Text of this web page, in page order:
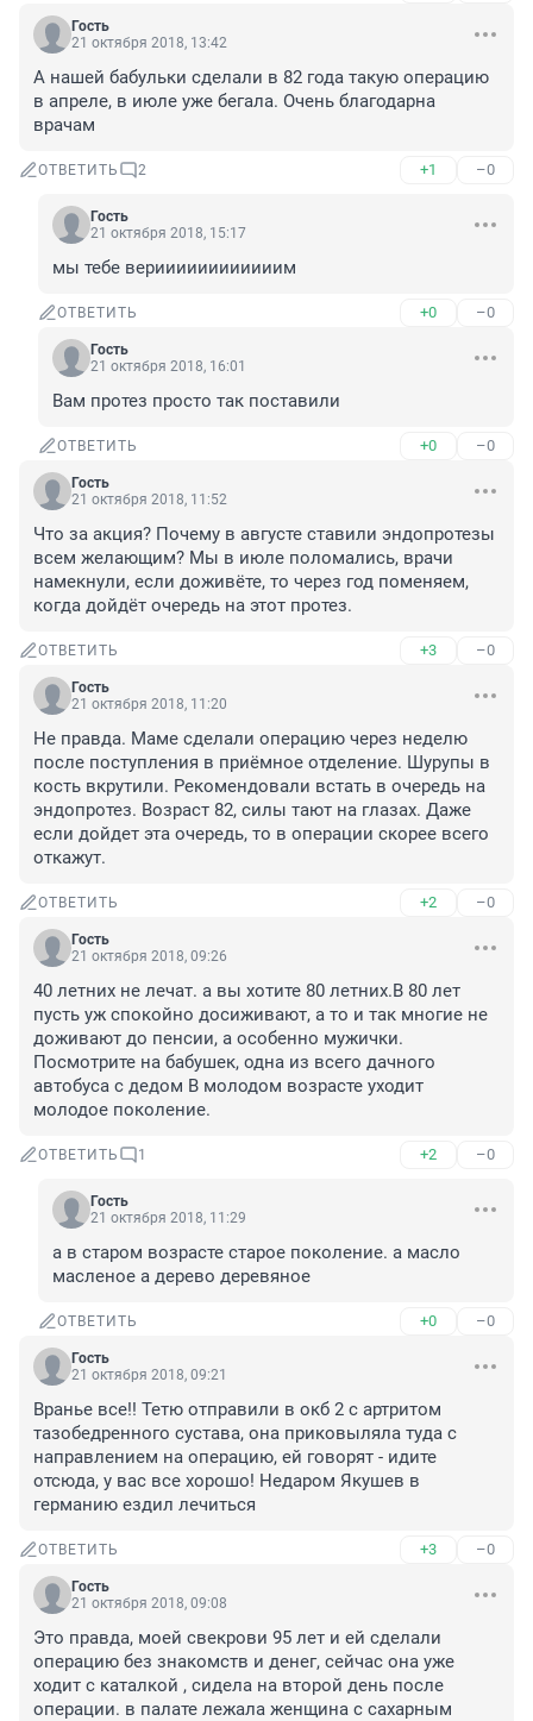
Гость
21 октября 2018, 13:42
А нашей бабульки сделали в 82 года такую операцию
в апреле, в июле уже бегала. Очень благодарна
врачам
ОТВЕТИТЬ 2 +1 –0
Гость
21 октября 2018, 15:17
мы тебе вериииииииииииим
ОТВЕТИТЬ +0 –0
Гость
21 октября 2018, 16:01
Вам протез просто так поставили
ОТВЕТИТЬ +0 –0
Гость
21 октября 2018, 11:52
Что за акция? Почему в августе ставили эндопротезы
всем желающим? Мы в июле поломались, врачи
намекнули, если доживёте, то через год поменяем,
когда дойдёт очередь на этот протез.
ОТВЕТИТЬ +3 –0
Гость
21 октября 2018, 11:20
Не правда. Маме сделали операцию через неделю
после поступления в приёмное отделение. Шурупы в
кость вкрутили. Рекомендовали встать в очередь на
эндопротез. Возраст 82, силы тают на глазах. Даже
если дойдет эта очередь, то в операции скорее всего
откажут.
ОТВЕТИТЬ +2 –0
Гость
21 октября 2018, 09:26
40 летних не лечат. а вы хотите 80 летних.В 80 лет
пусть уж спокойно досиживают, а то и так многие не
доживают до пенсии, а особенно мужички.
Посмотрите на бабушек, одна из всего дачного
автобуса с дедом В молодом возрасте уходит
молодое поколение.
ОТВЕТИТЬ 1 +2 –0
Гость
21 октября 2018, 11:29
а в старом возрасте старое поколение. а масло
масленое а дерево деревяное
ОТВЕТИТЬ +0 –0
Гость
21 октября 2018, 09:21
Вранье все!! Тетю отправили в окб 2 с артритом
тазобедренного сустава, она приковыляла туда с
направлением на операцию, ей говорят - идите
отсюда, у вас все хорошо! Недаром Якушев в
германию ездил лечиться
ОТВЕТИТЬ +3 –0
Гость
21 октября 2018, 09:08
Это правда, моей свекрови 95 лет и ей сделали
операцию без знакомств и денег, сейчас она уже
ходит с каталкой , сидела на второй день после
операции. в палате лежала женщина с сахарным